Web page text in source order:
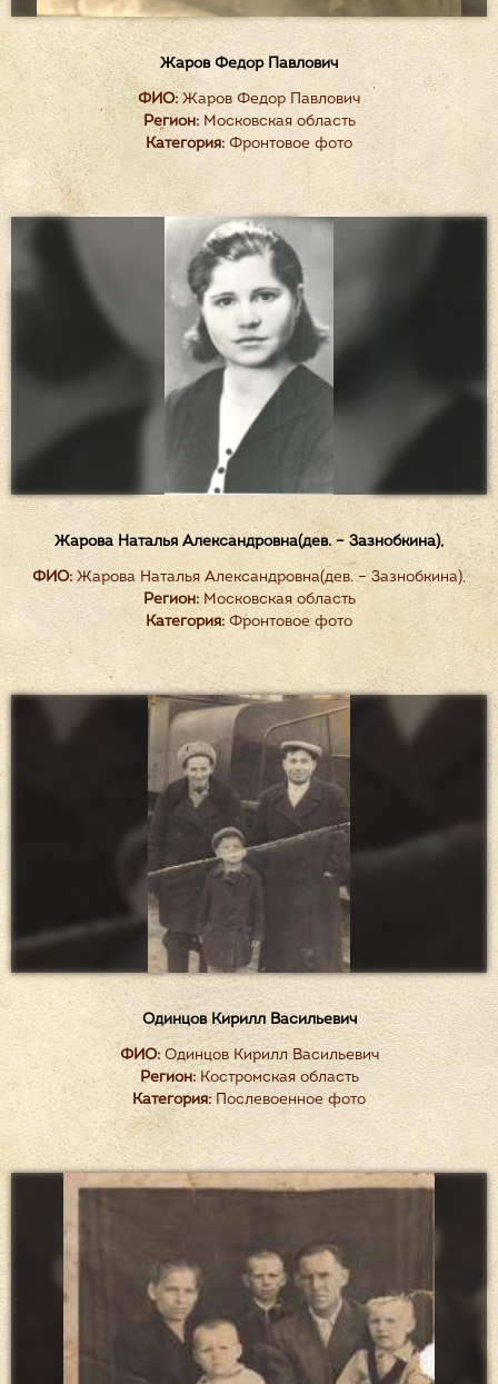
Жаров Федор Павлович
ФИО:Жаров Федор Павлович
Регион:Московская область
Категория: Фронтовое фото
Жарова Наталья Александровна(дев. – Зазнобкина),
ФИО: Жарова Наталья Александровна(дев. – Зазнобкина),
Регион:Московская область
Категория: Фронтовое фото
Одинцов Кирилл Васильевич
ФИО:Одинцов Кирилл Васильевич
Регион:Костромская область
Категория:Послевоенное фото